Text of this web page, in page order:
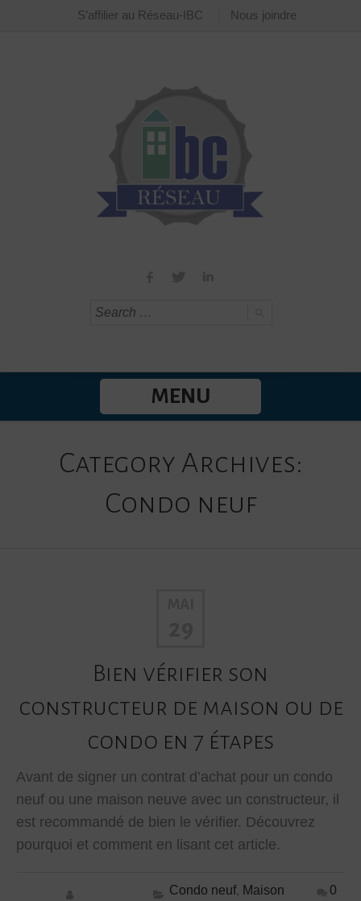
S’affilier au Réseau-IBC Nous joindre
MENU
Category Archives:
Condo neuf
Bien vérifier son
constructeur de maison ou de
condo en 7 étapes
Avant de signer un contrat d’achat pour un condo
neuf ou une maison neuve avec un constructeur, il
est recommandé de bien le vérifier. Découvrez
pourquoi et comment en lisant cet article.
Condo neuf, Maison
0